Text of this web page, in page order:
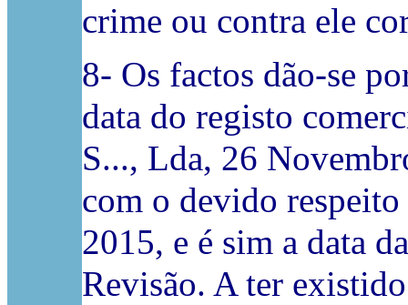
crime ou contra ele
8- Os factos dão-se
data do registo
S..., Lda, 26
com o devido respeito
2015, e é sim a data
Revisão. A ter